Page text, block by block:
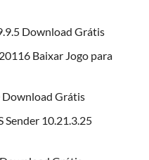
Download Grátis
Baixar Jogo para
Download Grátis
Sender 10.21.3.25